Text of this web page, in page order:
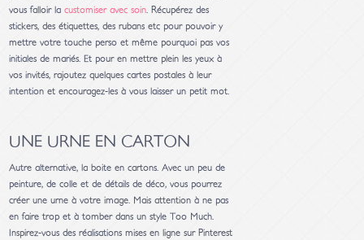
vous falloir lacustomiser avec soin . Récupérez des
stickers, des étiquettes, des rubans etc pour pouvoir y
mettre votre touche perso et même pourquoi pas vos
initiales de mariés. Et pour en mettre plein les yeux à
vos invités, rajoutez quelques cartes postales à leur
intention et encouragez-les à vous laisser un petit mot.
UNE URNE EN CARTON
Autre alternative, la boite en cartons. Avec un peu de
peinture, de colle et de détails de déco, vous pourrez
créer une urne à votre image. Mais attention à ne pas
en faire trop et à tomber dans un style Too Much.
Inspirez-vous des réalisations mises en ligne sur Pinterest